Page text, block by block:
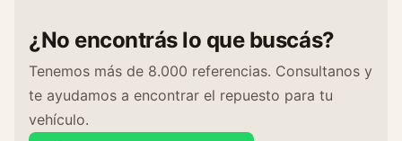
¿No encontrás lo que buscás?
Tenemos más de 8.000 referencias. Consultanos y
te ayudamos a encontrar el repuesto para tu
vehículo.